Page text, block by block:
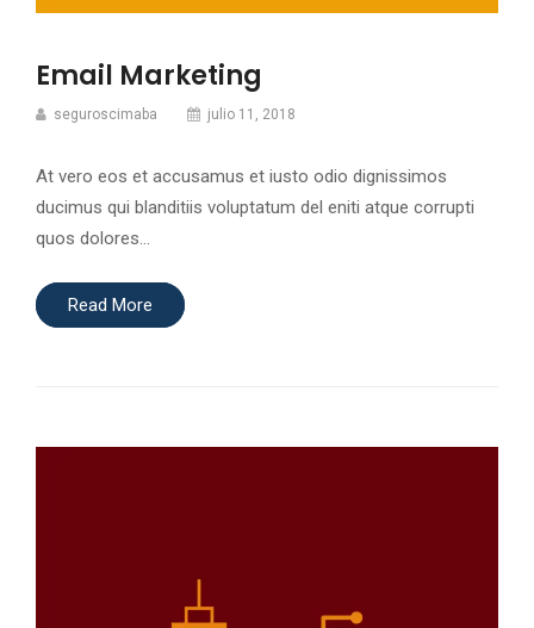
Email Marketing
seguroscimaba julio 11, 2018
At vero eos et accusamus et iusto odio dignissimos
ducimus qui blanditiis voluptatum del eniti atque corrupti
quos dolores…
Read More